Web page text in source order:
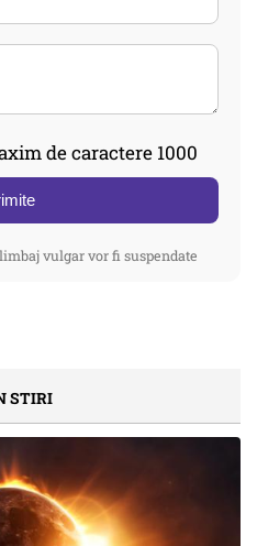
de caractere 1000
vulgar vor fi suspendate
STIRI